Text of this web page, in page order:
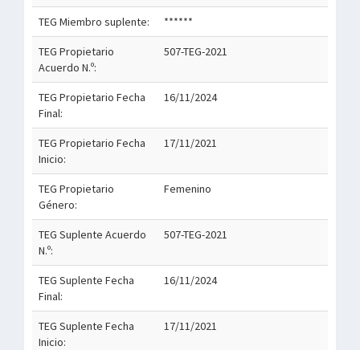
TEG Miembro suplente: ******
TEG Propietario
Acuerdo N.º:
507-TEG-2021
TEG Propietario Fecha
Final:
16/11/2024
TEG Propietario Fecha
Inicio:
17/11/2021
TEG Propietario
Género:
Femenino
TEG Suplente Acuerdo
N.º:
507-TEG-2021
TEG Suplente Fecha
Final:
16/11/2024
TEG Suplente Fecha
Inicio:
17/11/2021